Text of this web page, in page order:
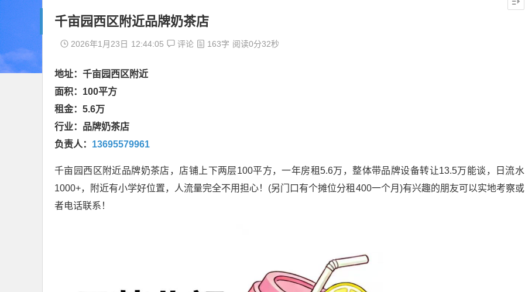
千亩园西区附近品牌奶茶店
2026年1月23日 12:44:05 评论 163字 阅读0分32秒
地址：千亩园西区附近
面积：100平方
租金：5.6万
行业：品牌奶茶店
负责人 ： 13695579961
千亩园西区附近品牌奶茶店，店铺上下两层100平方，一年房租5.6万，整体带品牌设备转让13.5万能谈，日流水
1000+，附近有小学好位置，人流量完全不用担心！(另门口有个摊位分租400一个月)有兴趣的朋友可以实地考察或
者电话联系！